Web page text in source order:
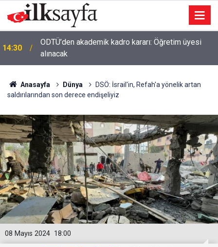
14:30
ODTÜ’den akademik kadro kararı: Öğretim üyesi
alınacak
Anasayfa Dünya
DSÖ: İsrail'in, Refah'a yönelik artan
saldırılarından son derece endişeliyiz
18:00
08 Mayıs 2024